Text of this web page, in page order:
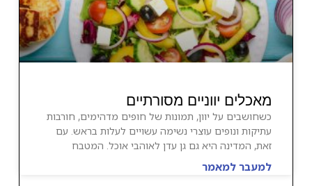
מאכלים יווניים מסורתיים
כשחושבים על יוון, תמונות של חופים מדהימים, חורבות
עתיקות ונופים עוצרי נשימה עשויים לעלות בראש. עם
זאת, המדינה היא גם גן עדן לאוהבי אוכל. המטבח
למעבר למאמר